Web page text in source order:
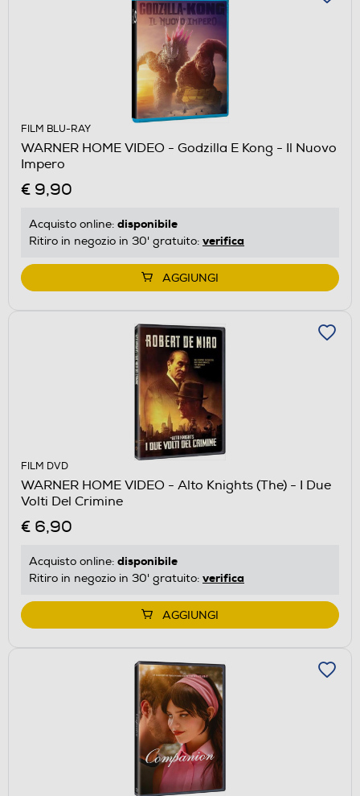
FILM BLU-RAY
WARNER HOME VIDEO - Godzilla E Kong - Il Nuovo
Impero
€ 9,90
Acquisto online: disponibile
Ritiro in negozio in 30' gratuito: verifica
AGGIUNGI
FILM DVD
WARNER HOME VIDEO - Alto Knights (The) - I Due
Volti Del Crimine
€ 6,90
Acquisto online: disponibile
Ritiro in negozio in 30' gratuito: verifica
AGGIUNGI